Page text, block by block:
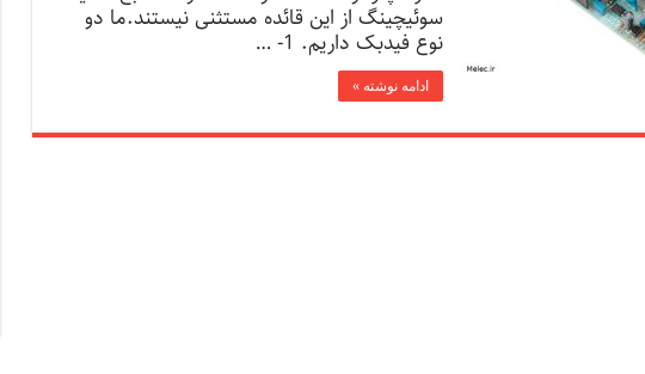
سوئیچینگ از این قائده مستثنی نیستند.ما دو
نوع فیدبک داریم. 1- …
ادامه نوشته »